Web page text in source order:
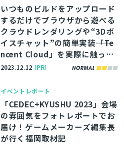
いつものビルドをアップロード
するだけでブラウザから遊べる
クラウドレンダリングや“3Dボ
イスチャット”の簡単実装――「Te
ncent Cloud」を実際に触って
みて気付いたこと
2023.12.12［PR］
イベントレポート
「CEDEC+KYUSHU 2023」会場
の雰囲気をフォトレポートでお
届け！ゲームメーカーズ編集長
が行く福岡取材記